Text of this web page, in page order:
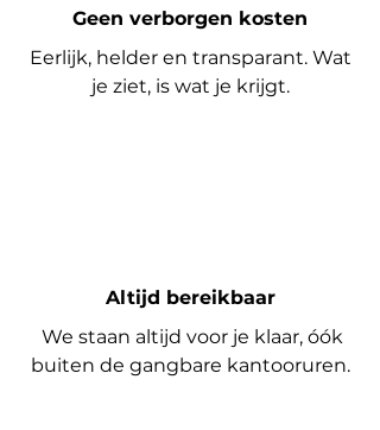
Geen verborgen kosten
Eerlijk, helder en transparant. Wat
je ziet, is wat je krijgt.
Altijd bereikbaar
We staan altijd voor je klaar, óók
buiten de gangbare kantooruren.